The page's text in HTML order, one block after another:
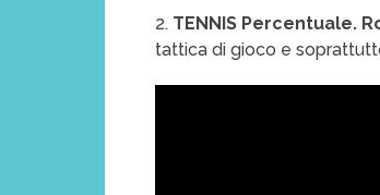
2. TENNIS Percentuale.
tattica di gioco e